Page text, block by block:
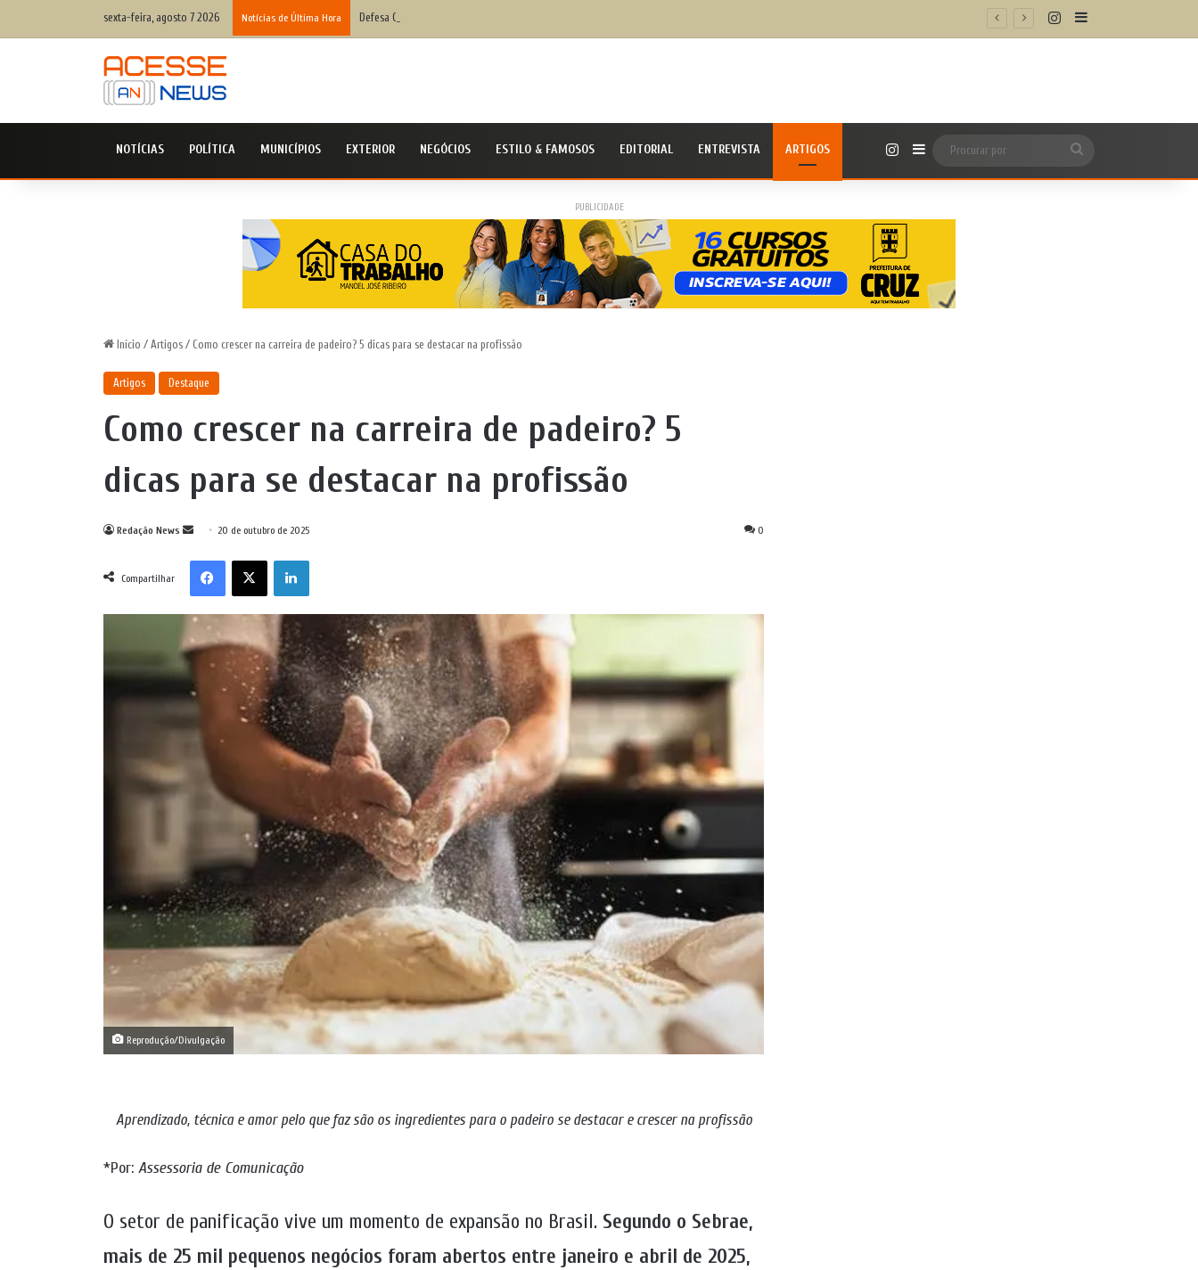
sexta-feira, agosto 7 2026 Notícias de Última Hora Defesa Civil Nacional alerta população para chegada do ciclone bomba ‘ventos superiores a 100 km/h’ InstagramBarra Lateral
NOTÍCIAS POLÍTICA MUNICÍPIOS EXTERIOR NEGÓCIOS ESTILO & FAMOSOS EDITORIAL ENTREVISTA ARTIGOS InstagramBarra Lateral
por
PUBLICIDADE
Início / Artigos / Como crescer na carreira de padeiro? 5 dicas para se destacar na profissão
Artigos Destaque
Como crescer na carreira de padeiro? 5
dicas para se destacar na profissão
Redação News
Mande
mail
20 de outubro de 2025 0
Compartilhar
FacebookX Linkedin
Reprodução/Divulgação
Aprendizado, técnica e amor pelo que faz são os ingredientes para o padeiro se destacar e crescer na profissão
*Por: Assessoria de Comunicação
O setor de panificação vive um momento de expansão no Brasil. Segundo o Sebrae,
mais de 25 mil pequenos negócios foram abertos entre janeiro e abril de 2025,